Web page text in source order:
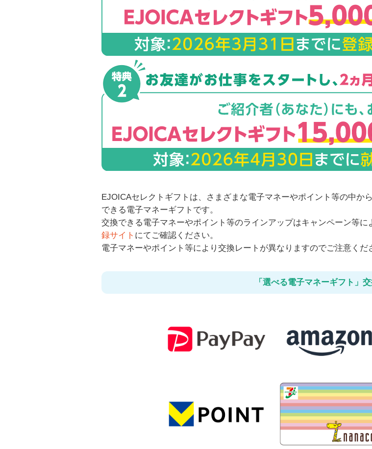
EJOICAセレクトギフトは、さまざまな電子マネーやポイント等の中か
できる電子マネーギフトです。
交換できる電子マネーやポイント等のラインアップはキャンペーン等に
録サイト にてご確認ください。
電子マネーやポイント等により交換レートが異なりますのでご注意くだ
「選べる電子マネーギフト」